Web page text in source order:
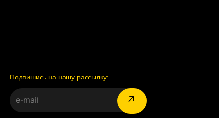
Подпишись на нашу рассылку: